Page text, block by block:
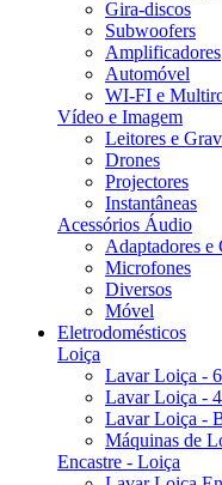
Gira-discos
Subwoofers
Amplificadores
Automóvel
WI-FI e
Vídeo e Imagem
Leitores e
Drones
Projectores
Instantâneas
Acessórios Áudio
Adaptadores e
Microfones
Diversos
Móvel
Eletrodomésticos
Loiça
Lavar Loiça -
Lavar Loiça -
Lavar Loiça -
Máquinas de
Encastre - Loiça